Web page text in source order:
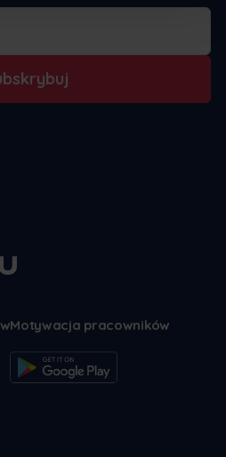
Motywacja pracowników